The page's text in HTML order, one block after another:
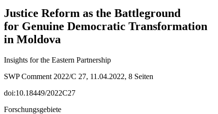
Justice Reform as the Battleground
for Genuine Democratic Transformation
in Moldova
Insights for the Eastern Partnership
SWP Comment 2022/C 27, 11.04.2022, 8 Seiten
doi:10.18449/2022C27
Forschungsgebiete